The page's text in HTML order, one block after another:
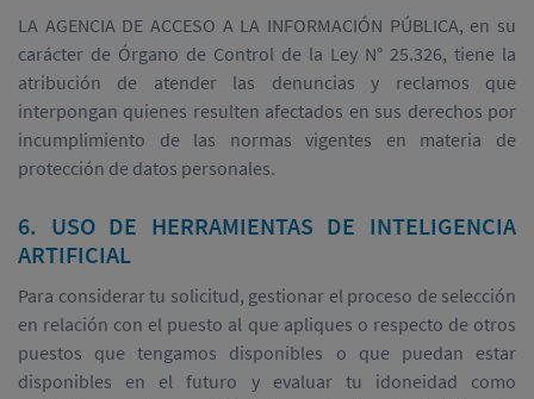
LA AGENCIA DE ACCESO A LA INFORMACIÓN PÚBLICA, en su
carácter de Órgano de Control de la Ley N° 25.326, tiene la
atribución de atender las denuncias y reclamos que
interpongan quienes resulten afectados en sus derechos por
incumplimiento de las normas vigentes en materia de
protección de datos personales.
6. USO DE HERRAMIENTAS DE INTELIGENCIA
ARTIFICIAL
Para considerar tu solicitud, gestionar el proceso de selección
en relación con el puesto al que apliques o respecto de otros
puestos que tengamos disponibles o que puedan estar
disponibles en el futuro y evaluar tu idoneidad como